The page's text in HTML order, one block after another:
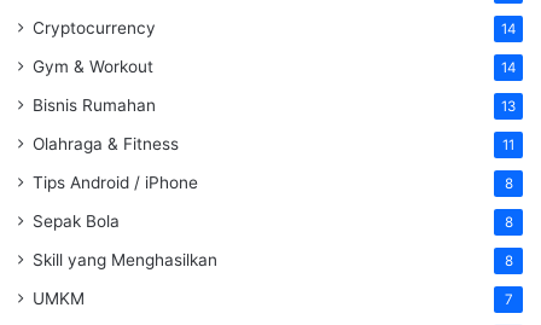
Cryptocurrency 14
Gym & Workout 14
Bisnis Rumahan 13
Olahraga & Fitness 11
Tips Android / iPhone 8
Sepak Bola 8
Skill yang Menghasilkan 8
UMKM 7